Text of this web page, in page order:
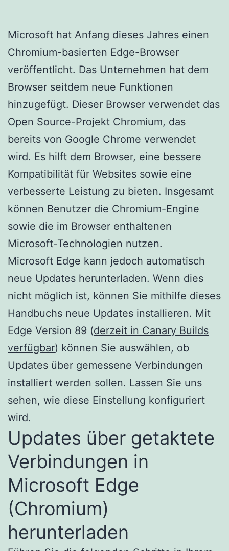
Microsoft hat Anfang dieses Jahres einen
Chromium-basierten Edge-Browser
veröffentlicht. Das Unternehmen hat dem
Browser seitdem neue Funktionen
hinzugefügt. Dieser Browser verwendet das
Open Source-Projekt Chromium, das
bereits von Google Chrome verwendet
wird. Es hilft dem Browser, eine bessere
Kompatibilität für Websites sowie eine
verbesserte Leistung zu bieten. Insgesamt
können Benutzer die Chromium-Engine
sowie die im Browser enthaltenen
Microsoft-Technologien nutzen.
Microsoft Edge kann jedoch automatisch
neue Updates herunterladen. Wenn dies
nicht möglich ist, können Sie mithilfe dieses
Handbuchs neue Updates installieren. Mit
Edge Version 89 (derzeit in Canary Builds
verfügbar) können Sie auswählen, ob
Updates über gemessene Verbindungen
installiert werden sollen. Lassen Sie uns
sehen, wie diese Einstellung konfiguriert
wird.
Updates über getaktete
Verbindungen in
Microsoft Edge
(Chromium)
herunterladen